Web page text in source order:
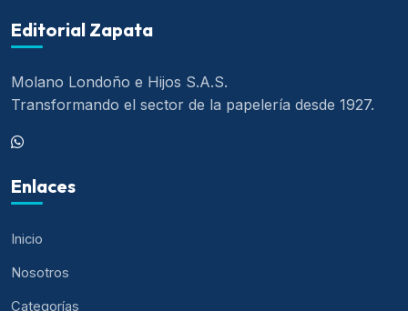
Editorial Zapata
Molano Londoño e Hijos S.A.S.
Transformando el sector de la papelería desde 1927.
Enlaces
Inicio
Nosotros
Categorías